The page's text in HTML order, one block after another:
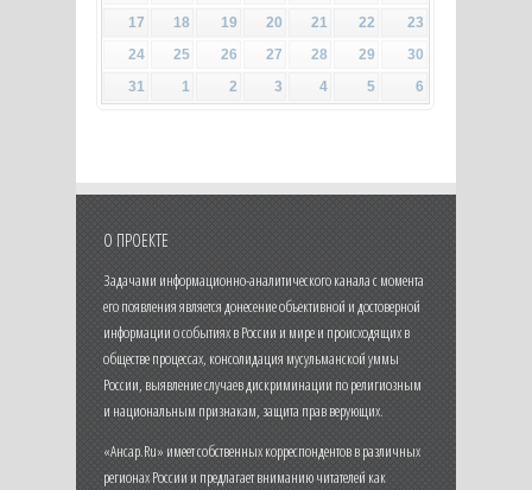
17
18 19 20 21 22
23
24
25 26 27 28 29
30
31
1 2 3 4 5 6
О ПРОЕКТЕ
Задачами информационно-аналитического канала с момента
его появления является донесение объективной и достоверной
информации о событиях в России и мире и происходящих в
обществе процессах, консолидация мусульманской уммы
России, выявление случаев дискриминации по религиозным
и национальным признакам, защита прав верующих.
«Ансар.Ru» имеет собственных корреспондентов в различных
регионах России и предлагает вниманию читателей как